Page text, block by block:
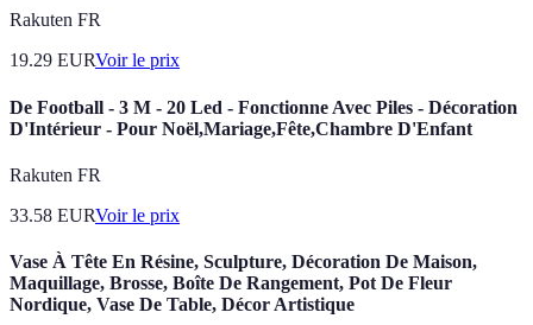
Rakuten FR
19.29 EURVoir le prix
De Football - 3 M - 20 Led - Fonctionne Avec Piles - Décoration
D'Intérieur - Pour Noël,Mariage,Fête,Chambre D'Enfant
Rakuten FR
33.58 EURVoir le prix
Vase À Tête En Résine, Sculpture, Décoration De Maison,
Maquillage, Brosse, Boîte De Rangement, Pot De Fleur
Nordique, Vase De Table, Décor Artistique